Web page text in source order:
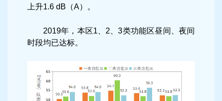
上升1.6 dB（A）。
2019年，本区1、2、3类功能区昼间、夜间
时段均已达标。